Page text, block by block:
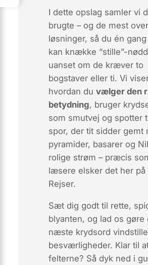
I dette opslag samler vi
brugte – og de mest
løsninger, så du én
kan knække “stille”-
uanset om de kræver to
bogstaver eller ti. Vi
hvordan du vælger den
betydning, bruger
som smutvej og spotter
spor, der tit sidder gemt
pyramider, basarer og
rolige strøm – præcis
læsere elsker det her på
Rejser.
Sæt dig godt til rette,
blyanten, og lad os gøre
næste krydsord vindstille
besværligheder. Klar til
felterne? Så dyk ned i